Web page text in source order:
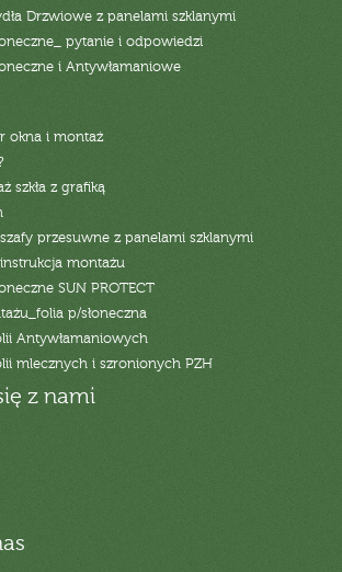
Drzwiowe z panelami szklanymi
pytanie i odpowiedzi
i Antywłamaniowe
okna i montaż
szkła z grafiką
przesuwne z panelami szklanymi
montażu
SUN PROTECT
p/słoneczna
Antywłamaniowych
mlecznych i szronionych PZH
z nami